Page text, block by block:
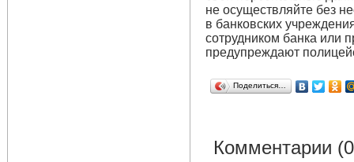
не осуществляйте без
в банковских
сотрудником банка или
предупреждают
Поделиться…
Комментарии